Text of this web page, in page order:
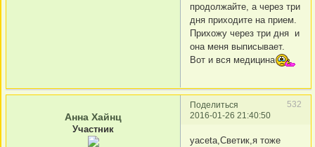
продолжайте, а через три
дня приходите на прием.
Прихожу через три дня и
она меня выписывает.
Вот и вся медицина
Поделиться
532
2016-01-26 21:40:50
Анна Хайнц
Участник
yaceta,Светик,я тоже